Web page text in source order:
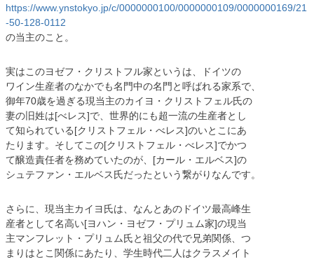
https://www.ynstokyo.jp/c/0000000100/0000000109/0000000169/21
-50-128-0112
の当主のこと。
実はこのヨゼフ・クリストフル家というは、ドイツの
ワイン生産者のなかでも名門中の名門と呼ばれる家系で、
御年70歳を過ぎる現当主のカイヨ・クリストフェル氏の
妻の旧姓は[べレス]で、世界的にも超一流の生産者とし
て知られている[クリストフェル・べレス]のいとこにあ
たります。そしてこの[クリストフェル・べレス]でかつ
て醸造責任者を務めていたのが、[カール・エルベス]の
シュテファン・エルベス氏だったという繋がりなんです。
さらに、現当主カイヨ氏は、なんとあのドイツ最高峰生
産者として名高い[ヨハン・ヨゼフ・プリュム家]の現当
主マンフレット・プリュム氏と祖父の代で兄弟関係、つ
まりはとこ関係にあたり、学生時代二人はクラスメイト